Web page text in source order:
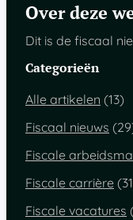
Over deze
Dit is de fiscaal
Categorieën
Alle artikelen (13)
Fiscaal nieuws
Fiscale
Fiscale carrière
Fiscale vacatures